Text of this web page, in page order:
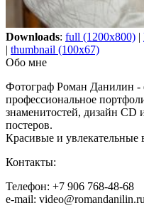
Downloads: full (1200x800) |
| thumbnail (100x67)
Обо мне
Фотограф Роман Данилин -
профессиональное
знаменитостей, дизайн
постеров.
Красивые и увлекательные
Контакты:
Телефон: +7 906 768-48-68
e-mail: video@romandanilin.ru